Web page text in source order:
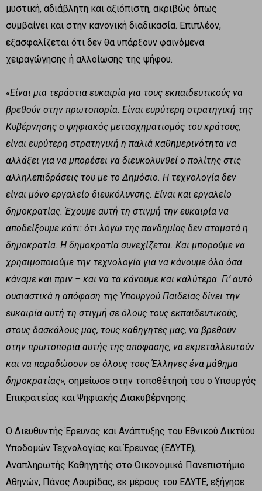
μυστική, αδιάβλητη και αξιόπιστη, ακριβώς όπως
συμβαίνει και στην κανονική διαδικασία. Επιπλέον,
εξασφαλίζεται ότι δεν θα υπάρξουν φαινόμενα
χειραγώγησης ή αλλοίωσης της ψήφου.
«Είναι μια τεράστια ευκαιρία για τους εκπαιδευτικούς να
βρεθούν στην πρωτοπορία. Είναι ευρύτερη στρατηγική της
Κυβέρνησης ο ψηφιακός μετασχηματισμός του κράτους,
είναι ευρύτερη στρατηγική η παλιά καθημερινότητα να
αλλάξει για να μπορέσει να διευκολυνθεί ο πολίτης στις
αλληλεπιδράσεις του με το Δημόσιο. Η τεχνολογία δεν
είναι μόνο εργαλείο διευκόλυνσης. Είναι και εργαλείο
δημοκρατίας. Έχουμε αυτή τη στιγμή την ευκαιρία να
αποδείξουμε κάτι: ότι λόγω της πανδημίας δεν σταματά η
δημοκρατία. Η δημοκρατία συνεχίζεται. Και μπορούμε να
χρησιμοποιούμε την τεχνολογία για να κάνουμε όλα όσα
κάναμε και πριν – και να τα κάνουμε και καλύτερα. Γι’ αυτό
ουσιαστικά η απόφαση της Υπουργού Παιδείας δίνει την
ευκαιρία αυτή τη στιγμή σε όλους τους εκπαιδευτικούς,
στους δασκάλους μας, τους καθηγητές μας, να βρεθούν
στην πρωτοπορία αυτής της απόφασης, να εκμεταλλευτούν
και να παραδώσουν σε όλους τους Έλληνες ένα μάθημα
δημοκρατίας», σημείωσε στην τοποθέτησή του ο Υπουργός
Επικρατείας και Ψηφιακής Διακυβέρνησης.
Ο Διευθυντής Έρευνας και Ανάπτυξης του Εθνικού Δικτύου
Υποδομών Τεχνολογίας και Έρευνας (ΕΔΥΤΕ),
Αναπληρωτής Καθηγητής στο Οικονομικό Πανεπιστήμιο
Αθηνών, Πάνος Λουρίδας, εκ μέρους του ΕΔΥΤΕ, εξήγησε